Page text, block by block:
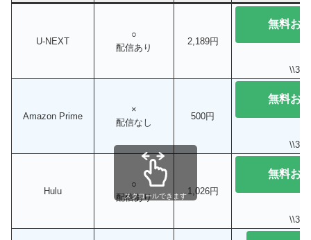
U-NEXT
○
配信あり
2,189円
無料お
\\31
Amazon Prime
×
配信なし
500円
無料お
\\30
Hulu
○
配信あり
1,026円
無料お
\\31
スクロールできます